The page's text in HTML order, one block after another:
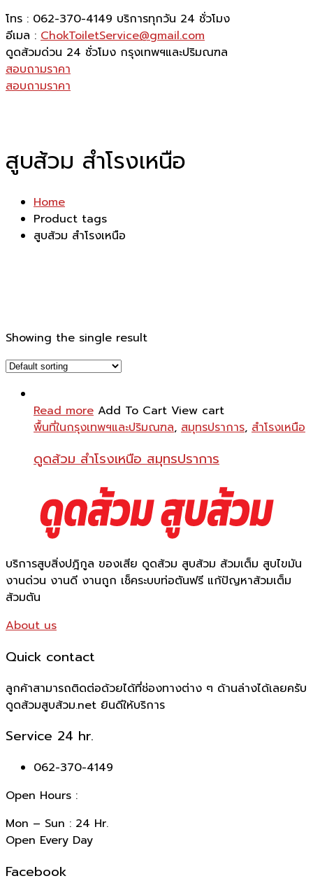
โทร : 062-370-4149 บริการทุกวัน 24 ชั่วโมง
อีเมล : ChokToiletService@gmail.com
ดูดส้วมด่วน 24 ชั่วโมง กรุงเทพฯและปริมณฑล
สอบถามราคา
สอบถามราคา
สูบส้วม สำโรงเหนือ
Home
Product tags
สูบส้วม สำโรงเหนือ
Showing the single result
Read more Add To Cart View cart
พื้นที่ในกรุงเทพฯและปริมณฑล, สมุทรปราการ, สำโรงเหนือ
ดูดส้วม สำโรงเหนือ สมุทรปราการ
บริการสูบสิ่งปฎิกูล ของเสีย ดูดส้วม สูบส้วม ส้วมเต็ม สูบไขมัน
งานด่วน งานดี งานถูก เช็คระบบท่อตันฟรี แก้ปัญหาส้วมเต็ม
ส้วมตัน
About us
Quick contact
ลูกค้าสามารถติดต่อด้วยได้ที่ช่องทางต่าง ๆ ด้านล่างได้เลยครับ
ดูดส้วมสูบส้วม.net ยินดีให้บริการ
Service 24 hr.
062-370-4149
Open Hours :
Mon – Sun : 24 Hr.
Open Every Day
Facebook